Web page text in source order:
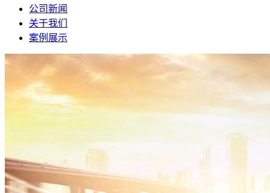
公司新闻
关于我们
案例展示